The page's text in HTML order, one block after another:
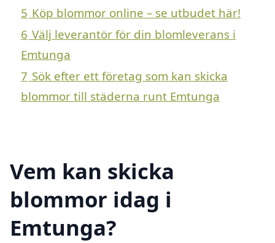
5 Köp blommor online – se utbudet här!
6 Välj leverantör för din blomleverans i
Emtunga
7 Sök efter ett företag som kan skicka
blommor till städerna runt Emtunga
Vem kan skicka
blommor idag i
Emtunga?